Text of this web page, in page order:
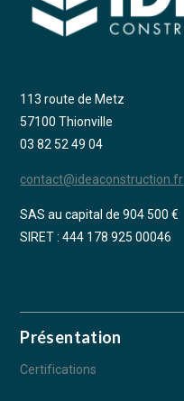
113 route de Metz
57100 Thionville
03 82 52 49 04
contact@ideaconstruction.fr
SAS au capital de 904 500 €
SIRET : 444 178 925 00046
Présentation
Certifications